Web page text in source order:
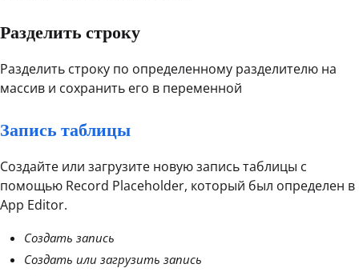
Разделить строку
Разделить строку по определенному разделителю на
массив и сохранить его в переменной
Запись таблицы
Создайте или загрузите новую запись таблицы с
помощью Record Placeholder, который был определен в
App Editor.
Создать запись
Создать или загрузить запись